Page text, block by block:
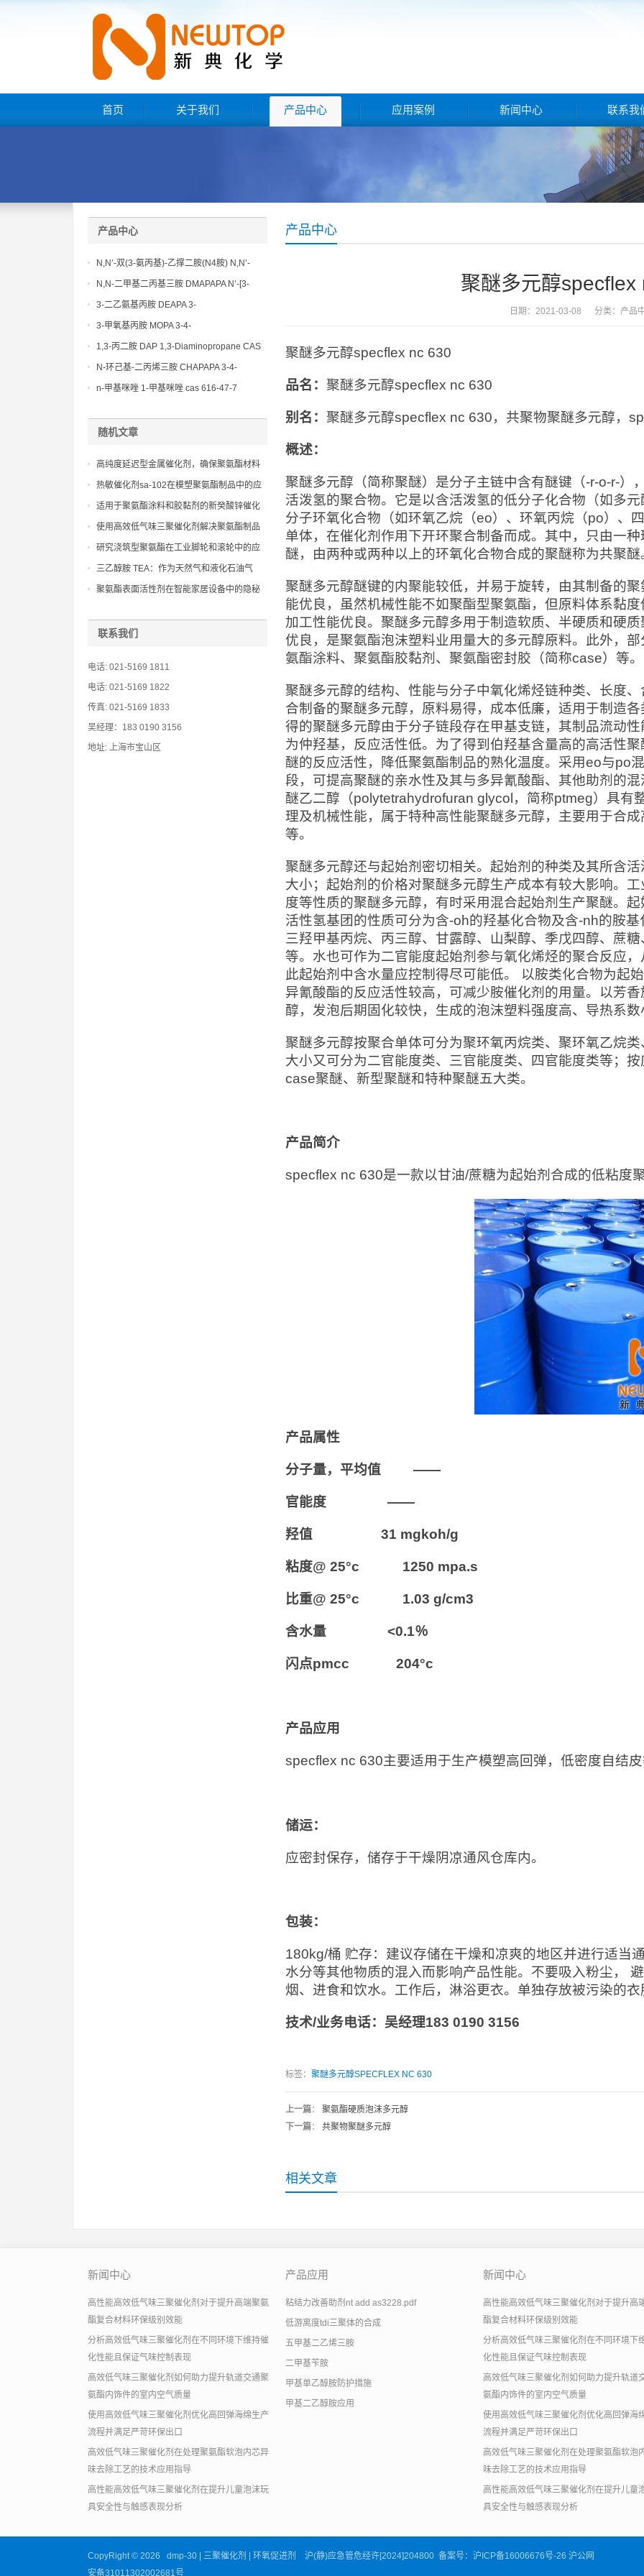
首页 关于我们 产品中心 应用案例 新闻中心 联系我
产品中心
聚醚多元醇specflex
日期：2021-03-08 分类： 产品
聚醚多元醇specflex nc 630
品名： 聚醚多元醇specflex nc 630
别名： 聚醚多元醇specflex nc 630，共聚物聚醚多元醇，
概述：
聚醚多元醇（简称聚醚）是分子主链中含有醚键（-r-o-r-）
活泼氢的聚合物。它是以含活泼氢的低分子化合物（如多
分子环氧化合物（如环氧乙烷（eo）、环氧丙烷（po）、
单体，在催化剂作用下开环聚合制备而成。其中，只由一
醚，由两种或两种以上的环氧化合物合成的聚醚称为共聚醚
聚醚多元醇醚键的内聚能较低，并易于旋转，由其制备的
能优良，虽然机械性能不如聚酯型聚氨酯，但原料体系黏
加工性能优良。聚醚多元醇多用于制造软质、半硬质和硬
优良，是聚氨酯泡沫塑料业用量大的多元醇原料。此外，
氨酯涂料、聚氨酯胶黏剂、聚氨酯密封胶（简称case）等。
聚醚多元醇的结构、性能与分子中氧化烯烃链种类、长度
合制备的聚醚多元醇，原料易得，成本低廉，适用于制造
得的聚醚多元醇由于分子链段存在甲基支链，其制品流动
为仲羟基，反应活性低。为了得到伯羟基含量高的高活性
醚的反应活性，降低聚氨酯制品的熟化温度。采用eo与po
段，可提高聚醚的亲水性及其与多异氰酸酯、其他助剂的
醚乙二醇（polytetrahydrofuran glycol，简称ptmeg）具有
理及机械性能，属于特种高性能聚醚多元醇，主要用于合
等。
聚醚多元醇还与起始剂密切相关。起始剂的种类及其所含
大小；起始剂的价格对聚醚多元醇生产成本有较大影响。
度等性质的聚醚多元醇，有时采用混合起始剂生产聚醚。
活性氢基团的性质可分为含-oh的羟基化合物及含-nh的胺
三羟甲基丙烷、丙三醇、甘露醇、山梨醇、季戊四醇、蔗
等。水也可作为二官能度起始剂参与氧化烯烃的聚合反应
此起始剂中含水量应控制得尽可能低。 以胺类化合物为起
异氰酸酯的反应活性较高，可减少胺催化剂的用量。以芳
醇，发泡后期固化较快，生成的泡沫塑料强度高、导热系数
聚醚多元醇按聚合单体可分为聚环氧丙烷类、聚环氧乙烷
大小又可分为二官能度类、三官能度类、四官能度类等；
case聚醚、新型聚醚和特种聚醚五大类。
产品简介
specflex nc 630是一款以甘油/蔗糖为起始剂合成的低粘度
产品属性
分子量，平均值 ——
官能度 ——
羟值 31 mgkoh/g
粘度@ 25°c 1250 mpa.s
比重@ 25°c 1.03 g/cm3
含水量 <0.1％
闪点pmcc 204°c
产品应用
specflex nc 630主要适用于生产模塑高回弹，低密度自结
储运：
应密封保存，储存于干燥阴凉通风仓库内。
包装：
180kg/桶 贮存：建议存储在干燥和凉爽的地区并进行适当
水分等其他物质的混入而影响产品性能。不要吸入粉尘，
烟、进食和饮水。工作后，淋浴更衣。单独存放被污染的
技术/业务电话：吴经理183 0190 3156
标签： 聚醚多元醇SPECFLEX NC 630
上一篇： 聚氨酯硬质泡沫多元醇
下一篇： 共聚物聚醚多元醇
相关文章
产品中心
N,N’-双(3-氨丙基)-乙撑二胺(N4胺) N,N’-
Bis(3-aminopropyl)-ethylenediamine CAS
No10563-26-5
N,N-二甲基二丙基三胺 DMAPAPA N’-[3-
(dimethylamino)propyllpropane-1,3-
diamine CAS No10563-29-8
3-二乙氨基丙胺 DEAPA 3-
(Diethylamino)propylamine CAS No 104-
3-甲氧基丙胺 MOPA 3-4-
Methoxypropylamine CAS No 5332-73-0
1,3-丙二胺 DAP 1,3-Diaminopropane CAS
No 109-76-2
N-环己基-二丙烯三胺 CHAPAPA 3-4-
Methoxypropylamine CAS No:5332-73-0
n-甲基咪唑 1-甲基咪唑 cas 616-47-7
随机文章
高纯度延迟型金属催化剂，确保聚氨酯材料
固化后的优异物理性能
热敏催化剂sa-102在模塑聚氨酯制品中的应
用，确保物料在模具中的良好流动性。
适用于聚氨酯涂料和胶黏剂的新癸酸锌催化
剂，提升初期强度
使用高效低气味三聚催化剂解决聚氨酯制品
在密闭车内空间的异味残留问题
研究浇筑型聚氨酯在工业脚轮和滚轮中的应
用
三乙醇胺 TEA：作为天然气和液化石油气
（LPG）处理中的胺液吸收剂，用于脱除酸
聚氨酯表面活性剂在智能家居设备中的隐秘
联系我们
电话: 021-5169 1811
电话: 021-5169 1822
传真: 021-5169 1833
吴经理：183 0190 3156
地址: 上海市宝山区
新闻中心
高性能高效低气味三聚催化剂对于提升高端聚氨
酯复合材料环保级别效能
分析高效低气味三聚催化剂在不同环境下维持催
化性能且保证气味控制表现
高效低气味三聚催化剂如何助力提升轨道交通聚
氨酯内饰件的室内空气质量
使用高效低气味三聚催化剂优化高回弹海绵生产
流程并满足严苛环保出口
高效低气味三聚催化剂在处理聚氨酯软泡内芯异
味去除工艺的技术应用指导
高性能高效低气味三聚催化剂在提升儿童泡沫玩
具安全性与触感表现分析
产品应用
粘结力改善助剂nt add as3228.pdf
低游离度tdi三聚体的合成
五甲基二乙烯三胺
二甲基苄胺
甲基单乙醇胺防护措施
甲基二乙醇胺应用
新闻中心
高性能高效低气味三聚催化剂对于提升高
酯复合材料环保级别效能
分析高效低气味三聚催化剂在不同环境下
化性能且保证气味控制表现
高效低气味三聚催化剂如何助力提升轨道
氨酯内饰件的室内空气质量
使用高效低气味三聚催化剂优化高回弹海
流程并满足严苛环保出口
高效低气味三聚催化剂在处理聚氨酯软泡
味去除工艺的技术应用指导
高性能高效低气味三聚催化剂在提升儿童
具安全性与触感表现分析
CopyRight © 2026 dmp-30 | 三聚催化剂 | 环氧促进剂 沪(静)应急管危经许[2024]204800 备案号： 沪ICP备16006676号-26 沪公网
安备31011302002681号